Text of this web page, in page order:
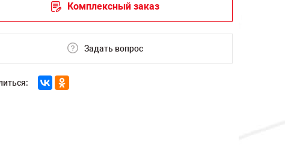
Комплексный заказ
Задать вопрос